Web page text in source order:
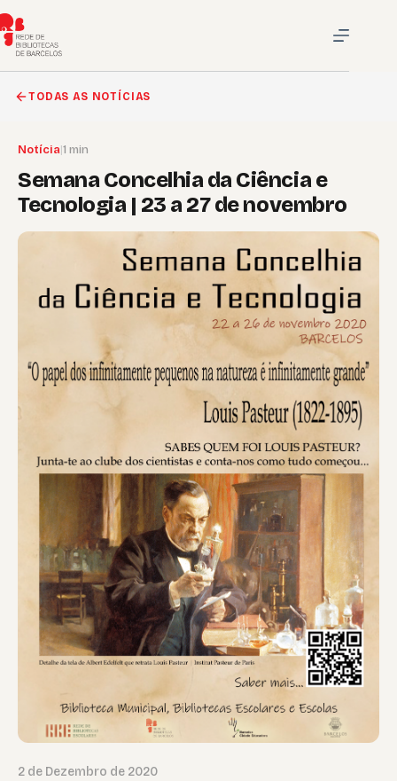
para
o
conteúdo
TODAS AS NOTÍCIAS
Notícia|1 min
Semana Concelhia da Ciência e
Tecnologia | 23 a 27 de novembro
2 de Dezembro de 2020